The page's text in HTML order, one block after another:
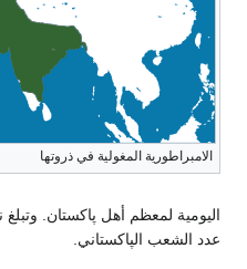
الامبراطورية المغولية في ذروتها
عدد الشعب الپاكستاني.